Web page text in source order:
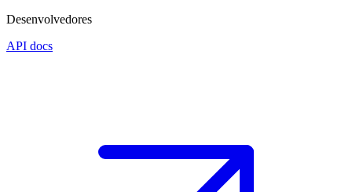
Desenvolvedores
API docs